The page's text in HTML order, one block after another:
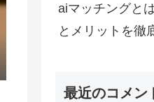
aiマッチングと
とメリットを徹
最近のコメン